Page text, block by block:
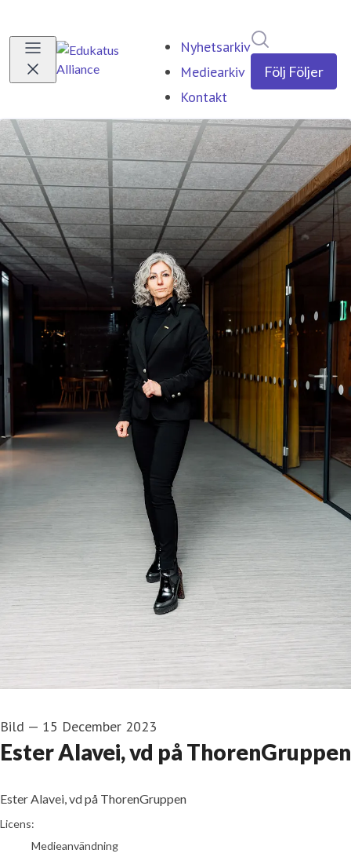
Nyhetsarkiv
Mediearkiv
Kontakt
Följ Följer
Bild — 15 December 2023
Ester Alavei, vd på ThorenGruppen
Ester Alavei, vd på ThorenGruppen
Yurika Palmqvist
Licens:
Medieanvändning